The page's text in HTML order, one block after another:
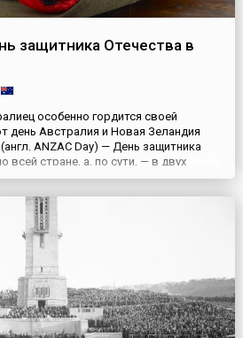
защитника Отечества в
особенно гордится своей
день Австралия и Новая Зеландия
ANZAC Day) — День защитника
всей стране, а, по сути, — в двух
церемонии памяти и
(ANZAC) — аббревиатура Australian